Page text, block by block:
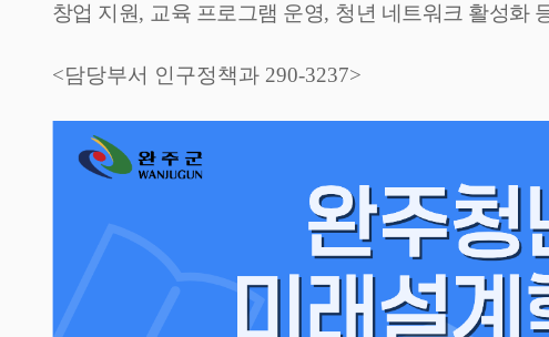
창업 지원, 교육 프로그램 운영, 청년 네트워크 활성화
<담당부서 인구정책과 290-3237>